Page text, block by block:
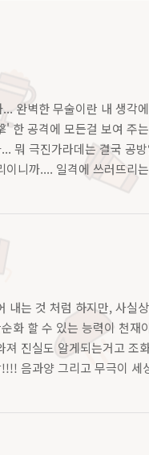
완벽한 무술이란 내 생각
한 공격에 모든걸 보여 주
뭐 극진가라데는 결국 공
니까.... 일격에 쓰러뜨리
는 것 처럼 하지만, 사실
화 할 수 있는 능력이 천재
진실도 알게되는거고 조
음과양 그리고 무극이 세